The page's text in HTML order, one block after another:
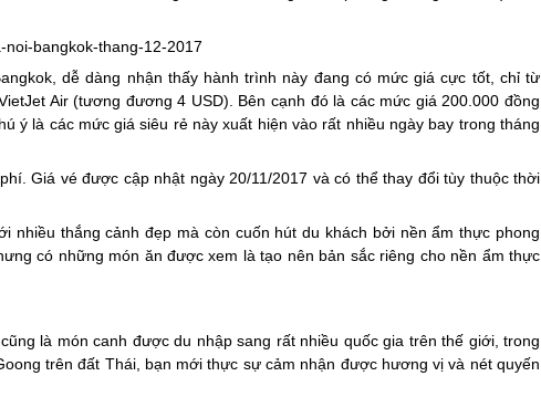
dễ dàng nhận thấy hành trình này đang có mức giá cực tốt, chỉ từ
Air (tương đương 4 USD). Bên cạnh đó là các mức giá 200.000 đồng
ý là các mức giá siêu rẻ này xuất hiện vào rất nhiều ngày bay trong tháng
Giá vé được cập nhật ngày 20/11/2017 và có thể thay đổi tùy thuộc thời
nhiều thắng cảnh đẹp mà còn cuốn hút du khách bởi nền ẩm thực phong
có những món ăn được xem là tạo nên bản sắc riêng cho nền ẩm thực
là món canh được du nhập sang rất nhiều quốc gia trên thế giới, trong
trên đất Thái, bạn mới thực sự cảm nhận được hương vị và nét quyến